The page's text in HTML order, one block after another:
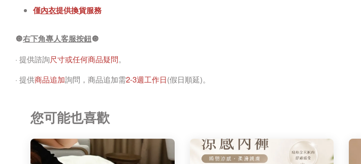
僅內衣提供換貨服務
🔘右下角專人客服按鈕🔘
· 提供諮詢尺寸或任何商品疑問。
· 提供商品追加詢問，商品追加需2-3週工作日(假日順延)。
您可能也喜歡